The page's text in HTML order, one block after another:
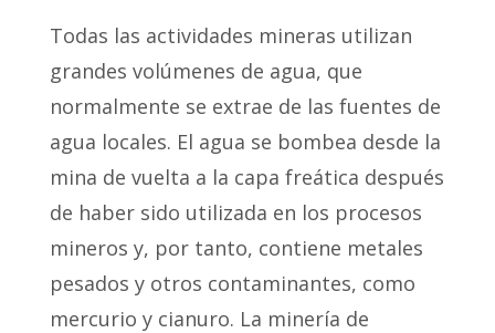
Todas las actividades mineras utilizan
grandes volúmenes de agua, que
normalmente se extrae de las fuentes de
agua locales. El agua se bombea desde la
mina de vuelta a la capa freática después
de haber sido utilizada en los procesos
mineros y, por tanto, contiene metales
pesados y otros contaminantes, como
mercurio y cianuro. La minería de